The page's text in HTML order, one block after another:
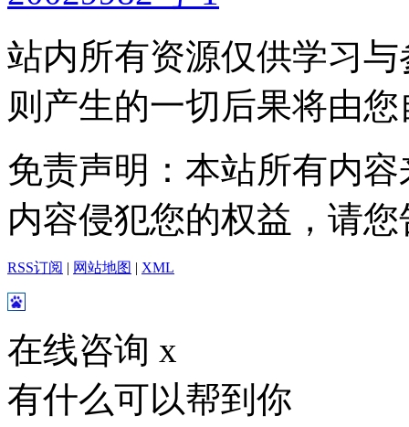
站内所有资源仅供学习
则产生的一切后果将由
免责声明：本站所有内
内容侵犯您的权益，请
RSS订阅 | 网站地图 | XML
在线咨询 x
有什么可以帮到你